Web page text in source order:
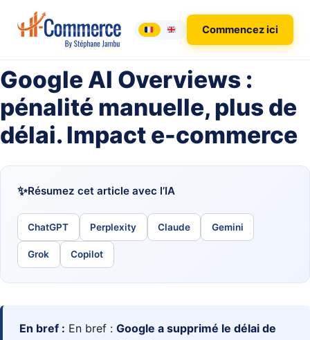
Commencez ici
Google AI Overviews :
pénalité manuelle, plus de
délai. Impact e-commerce
Résumez cet article avec l’IA
ChatGPT Perplexity Claude Gemini
Grok Copilot
En bref : En bref : Google a supprimé le délai de